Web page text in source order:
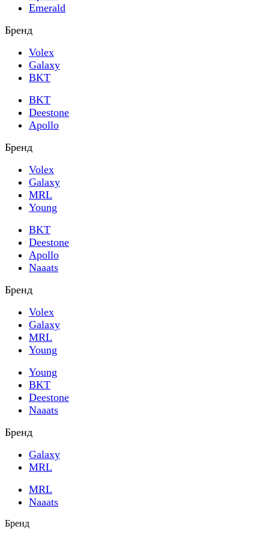
Emerald
Бренд
Volex
Galaxy
BKT
BKT
Deestone
Apollo
Бренд
Volex
Galaxy
MRL
Young
BKT
Deestone
Apollo
Naaats
Бренд
Volex
Galaxy
MRL
Young
Young
BKT
Deestone
Naaats
Бренд
Galaxy
MRL
MRL
Naaats
Бренд